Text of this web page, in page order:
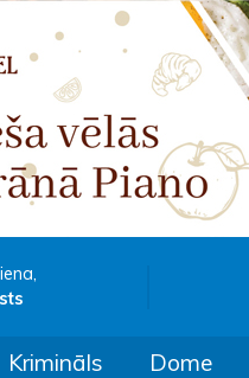
Krimināls Dome